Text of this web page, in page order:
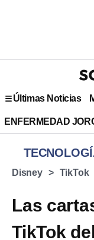
Últimas Noticias
ENFERMEDAD
Disney TikTok
Las
TikTok